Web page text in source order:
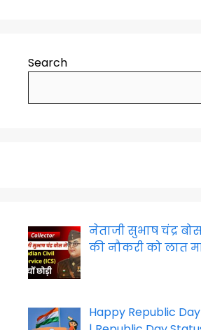
Search
नेताजी सुभाष चंद्र
की नौकरी को लात
Happy Republic